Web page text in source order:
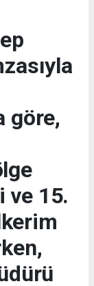
göre,
ve 15.